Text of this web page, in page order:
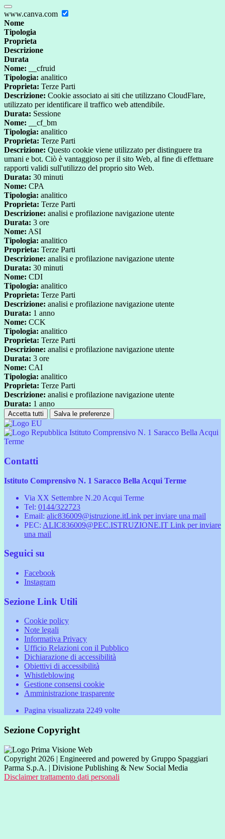
www.canva.com
Nome
Tipologia
Proprieta
Descrizione
Durata
Nome: __cfruid
Tipologia: analitico
Proprieta: Terze Parti
Descrizione: Cookie associato ai siti che utilizzano CloudFlare,
utilizzato per identificare il traffico web attendibile.
Durata: Sessione
Nome: __cf_bm
Tipologia: analitico
Proprieta: Terze Parti
Descrizione: Questo cookie viene utilizzato per distinguere tra
umani e bot. Ciò è vantaggioso per il sito Web, al fine di effettuare
rapporti validi sull'utilizzo del proprio sito Web.
Durata: 30 minuti
Nome: CPA
Tipologia: analitico
Proprieta: Terze Parti
Descrizione: analisi e profilazione navigazione utente
Durata: 3 ore
Nome: ASI
Tipologia: analitico
Proprieta: Terze Parti
Descrizione: analisi e profilazione navigazione utente
Durata: 30 minuti
Nome: CDI
Tipologia: analitico
Proprieta: Terze Parti
Descrizione: analisi e profilazione navigazione utente
Durata: 1 anno
Nome: CCK
Tipologia: analitico
Proprieta: Terze Parti
Descrizione: analisi e profilazione navigazione utente
Durata: 3 ore
Nome: CAI
Tipologia: analitico
Proprieta: Terze Parti
Descrizione: analisi e profilazione navigazione utente
Durata: 1 anno
Accetta tutti Salva le preferenze
Istituto Comprensivo N. 1 Saracco Bella Acqui
Terme
Contatti
Istituto Comprensivo N. 1 Saracco Bella Acqui Terme
Via XX Settembre N.20 Acqui Terme
Tel: 0144/322723
Email: alic836009@istruzione.itLink per inviare una mail
PEC: ALIC836009@PEC.ISTRUZIONE.IT Link per inviare
una mail
Seguici su
Facebook
Instagram
Sezione Link Utili
Cookie policy
Note legali
Informativa Privacy
Ufficio Relazioni con il Pubblico
Dichiarazione di accessibilità
Obiettivi di accessibilità
Whistleblowing
Gestione consensi cookie
Amministrazione trasparente
Pagina visualizzata 2249 volte
Sezione Copyright
Copyright 2026 | Engineered and powered by Gruppo Spaggiari
Parma S.p.A. | Divisione Publishing & New Social Media
Disclaimer trattamento dati personali